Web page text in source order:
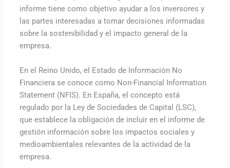
informe tiene como objetivo ayudar a los inversores y
las partes interesadas a tomar decisiones informadas
sobre la sostenibilidad y el impacto general de la
empresa.
En el Reino Unido, el Estado de Información No
Financiera se conoce como Non-Financial Information
Statement (NFIS). En España, el concepto está
regulado por la Ley de Sociedades de Capital (LSC),
que establece la obligación de incluir en el informe de
gestión información sobre los impactos sociales y
medioambientales relevantes de la actividad de la
empresa.